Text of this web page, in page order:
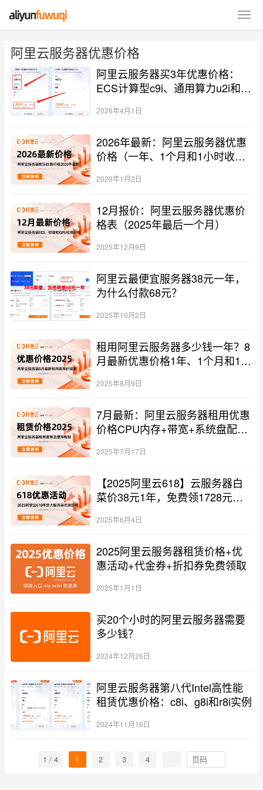
阿里云服务器优惠价格
阿里云服务器买3年优惠价格：
ECS计算型c9i、通用算力u2i和
2026年4月1日
2026年最新：阿里云服务器优惠
价格（一年、1个月和1小时收费
2026年1月2日
12月报价：阿里云服务器优惠价
格表（2025年最后一个月）
2025年12月9日
阿里云最便宜服务器38元一年，
为什么付款68元？
2025年10月2日
租用阿里云服务器多少钱一年？8
月最新优惠价格1年、1个月和1小
2025年8月9日
7月最新：阿里云服务器租用优惠
价格CPU内存+带宽+系统盘配置
2025年7月17日
【2025阿里云618】云服务器白
菜价38元1年，免费领1728元优
2025年6月4日
2025阿里云服务器租赁价格+优
惠活动+代金券+折扣券免费领取
2025年1月1日
买20个小时的阿里云服务器需要
多少钱？
2024年12月26日
阿里云服务器第八代Intel高性能
租赁优惠价格：c8i、g8i和r8i实例
2024年11月16日
1 / 4 1 2 3 4